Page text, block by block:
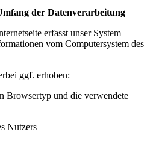
der Datenverarbeitung
erfasst unser System
vom Computersystem des
ggf. erhoben:
Browsertyp und die verwendete
Nutzers